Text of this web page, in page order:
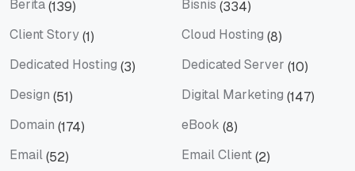
Berita(139) Bisnis (334)
Client Story(1) Cloud Hosting (8)
Dedicated Hosting (3) Dedicated Server (10)
Design (51) Digital Marketing (147)
Domain (174) eBook (8)
Email(52) Email Client(2)